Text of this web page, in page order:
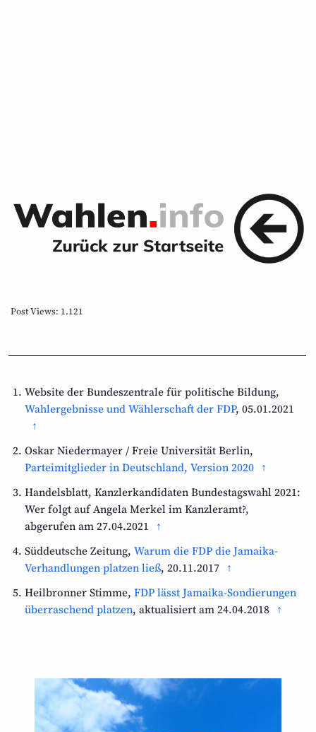
Post Views: 1.121
Website der Bundeszentrale für politische Bildung,
Wahlergebnisse und Wählerschaft der FDP, 05.01.2021
Oskar Niedermayer / Freie Universität Berlin,
Parteimitglieder in Deutschland, Version 2020
Handelsblatt, Kanzlerkandidaten Bundestagswahl 2021:
Wer folgt auf Angela Merkel im Kanzleramt?,
abgerufen am 27.04.2021
Süddeutsche Zeitung,Warum die FDP die Jamaika-
Verhandlungen platzen ließ, 20.11.2017
Heilbronner Stimme,FDP lässt Jamaika-Sondierungen
überraschend platzen, aktualisiert am 24.04.2018